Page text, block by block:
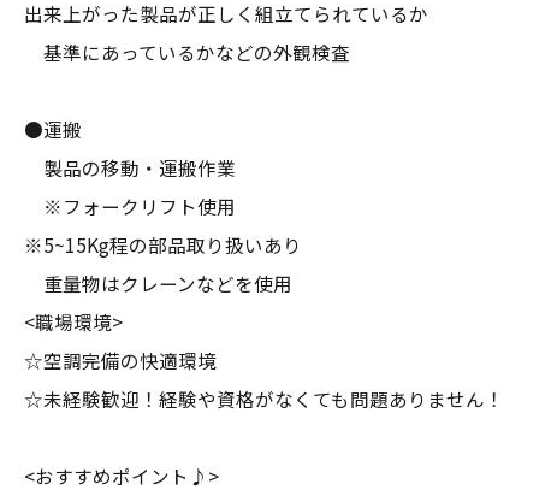
出来上がった製品が正しく組立てられているか
基準にあっているかなどの外観検査
●運搬
製品の移動・運搬作業
※フォークリフト使用
※5~15Kg程の部品取り扱いあり
重量物はクレーンなどを使用
<職場環境>
☆空調完備の快適環境
☆未経験歓迎！経験や資格がなくても問題ありません！
<おすすめポイント♪>